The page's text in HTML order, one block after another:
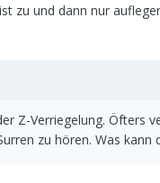
zu und dann nur
Z-Verriegelung. Öfters
zu hören. Was kann